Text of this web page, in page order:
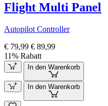
Flight Multi Panel
Autopilot Controller
€ 79,99 € 89,99
11% Rabatt
In den Warenkorb
In den Warenkorb